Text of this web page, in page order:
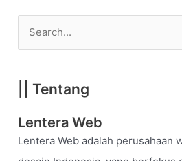
r
c
h
|| Tentang
Lentera Web
Lentera Web adalah perusahaan
i